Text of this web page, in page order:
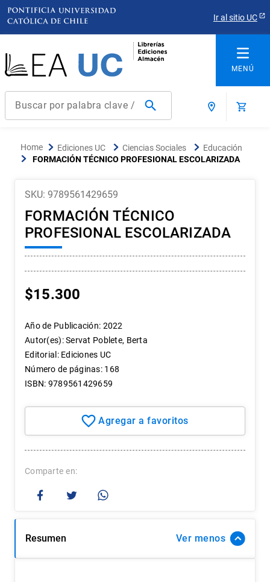
Ir al sitio UC
Buscar por palabra clave / título / autor / producto / ISBN
. derecho
arquitectura
reúso
ediciones uc
historia chile
historia república chile
psicología
10. arte
Ediciones UC Ciencias Sociales
Educación
FORMACIÓN TÉCNICO PROFESIONAL ESCOLARIZADA
SKU: 9789561429659
FORMACIÓN TÉCNICO
PROFESIONAL ESCOLARIZADA
$15.300
Año de Publicación: 2022
Autor(es):Servat Poblete, Berta
Editorial: Ediciones UC
Número de páginas: 168
ISBN: 9789561429659
Comparte
Resumen Ver